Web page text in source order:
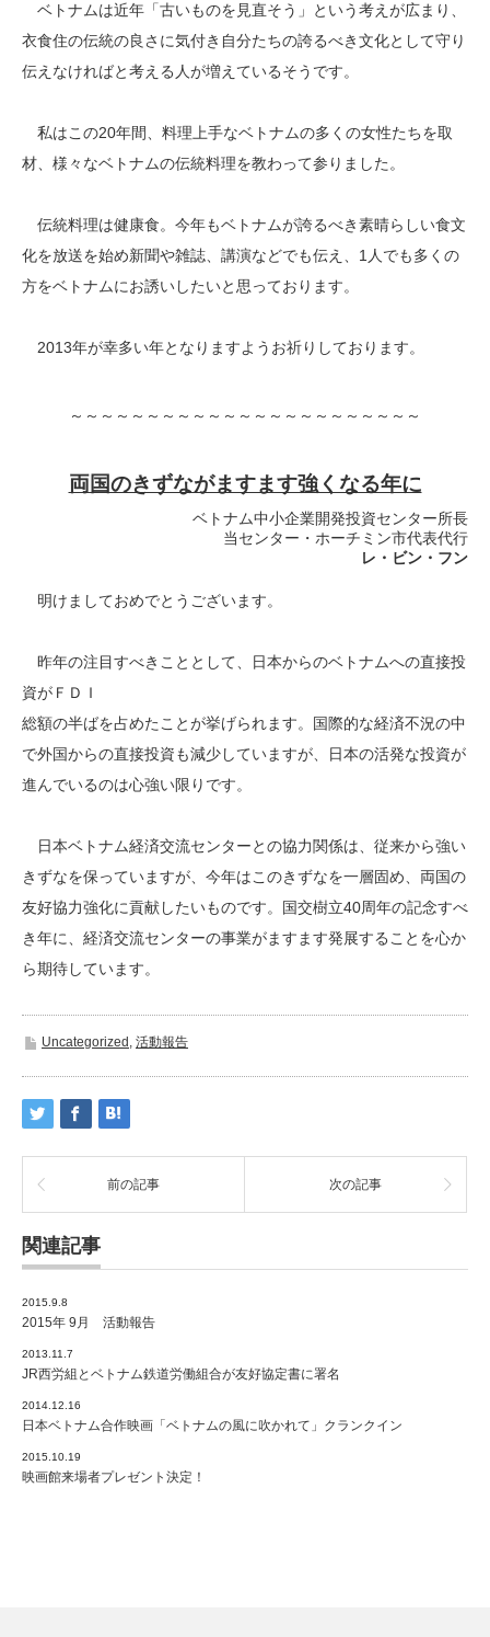
ベトナムは近年「古いものを見直そう」という考えが広まり、
衣食住の伝統の良さに気付き自分たちの誇るべき文化として守り
伝えなければと考える人が増えているそうです。
私はこの20年間、料理上手なベトナムの多くの女性たちを取
材、様々なベトナムの伝統料理を教わって参りました。
伝統料理は健康食。今年もベトナムが誇るべき素晴らしい食文
化を放送を始め新聞や雑誌、講演などでも伝え、1人でも多くの
方をベトナムにお誘いしたいと思っております。
2013年が幸多い年となりますようお祈りしております。
～～～～～～～～～～～～～～～～～～～～～～～
両国のきずながますます強くなる年に
ベトナム中小企業開発投資センター所長
当センター・ホーチミン市代表代行
レ・ビン・フン
明けましておめでとうございます。
昨年の注目すべきこととして、日本からのベトナムへの直接投
資がＦＤＩ
総額の半ばを占めたことが挙げられます。国際的な経済不況の中
で外国からの直接投資も減少していますが、日本の活発な投資が
進んでいるのは心強い限りです。
日本ベトナム経済交流センターとの協力関係は、従来から強い
きずなを保っていますが、今年はこのきずなを一層固め、両国の
友好協力強化に貢献したいものです。国交樹立40周年の記念すべ
き年に、経済交流センターの事業がますます発展することを心か
ら期待しています。
Uncategorized , 活動報告
前の記事 次の記事
関連記事
2015.9.8
2015年 9月 活動報告
2013.11.7
JR西労組とベトナム鉄道労働組合が友好協定書に署名
2014.12.16
日本ベトナム合作映画「ベトナムの風に吹かれて」クランクイン
2015.10.19
映画館来場者プレゼント決定！